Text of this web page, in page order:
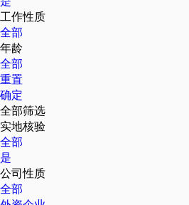
工作性质
全部
年龄
全部
重置
确定
全部筛选
实地核验
全部
是
公司性质
全部